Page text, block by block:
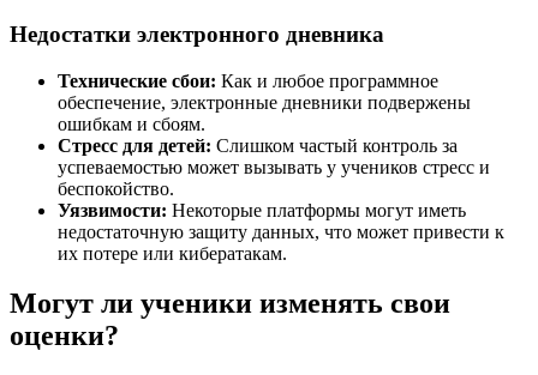
Недостатки электронного дневника
Технические сбои: Как и любое программное
обеспечение, электронные дневники подвержены
ошибкам и сбоям.
Стресс для детей: Слишком частый контроль за
успеваемостью может вызывать у учеников стресс и
беспокойство.
Уязвимости: Некоторые платформы могут иметь
недостаточную защиту данных, что может привести к
их потере или кибератакам.
Могут ли ученики изменять свои
оценки?